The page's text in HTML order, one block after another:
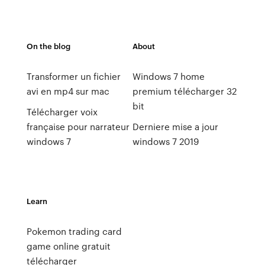
On the blog
Transformer un fichier
avi en mp4 sur mac
Télécharger voix
française pour narrateur
windows 7
About
Windows 7 home
premium télécharger 32
bit
Derniere mise a jour
windows 7 2019
Learn
Pokemon trading card
game online gratuit
télécharger